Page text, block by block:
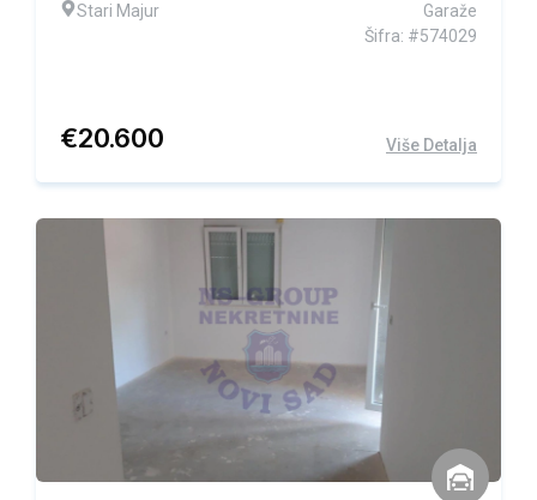
Stari Majur
Garaže
Šifra: #574029
€20.600 Više Detalja